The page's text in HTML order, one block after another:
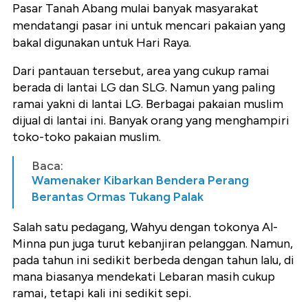
Pasar Tanah Abang mulai banyak masyarakat
mendatangi pasar ini untuk mencari pakaian yang
bakal digunakan untuk Hari Raya.
Dari pantauan tersebut, area yang cukup ramai
berada di lantai LG dan SLG. Namun yang paling
ramai yakni di lantai LG. Berbagai pakaian muslim
dijual di lantai ini. Banyak orang yang menghampiri
toko-toko pakaian muslim.
Baca:
Wamenaker Kibarkan Bendera Perang
Berantas Ormas Tukang Palak
Salah satu pedagang, Wahyu dengan tokonya Al-
Minna pun juga turut kebanjiran pelanggan. Namun,
pada tahun ini sedikit berbeda dengan tahun lalu, di
mana biasanya mendekati Lebaran masih cukup
ramai, tetapi kali ini sedikit sepi.